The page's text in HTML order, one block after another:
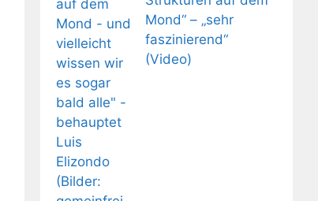
Mond“ – „sehr
faszinierend“
(Video)